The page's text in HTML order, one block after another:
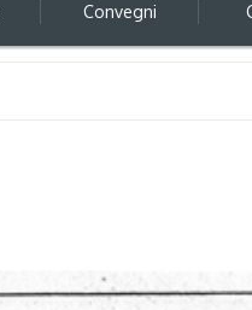
Convegni